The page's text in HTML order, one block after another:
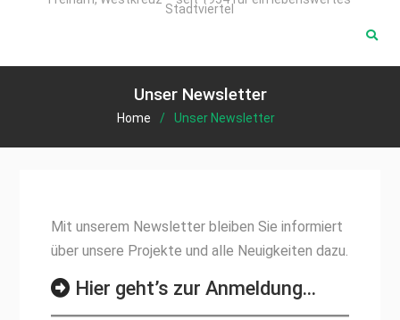
Stadtviertel
Unser Newsletter
Home Unser Newsletter
Mit unserem Newsletter bleiben Sie informiert
über unsere Projekte und alle Neuigkeiten dazu.
Hier geht’s zur Anmeldung…